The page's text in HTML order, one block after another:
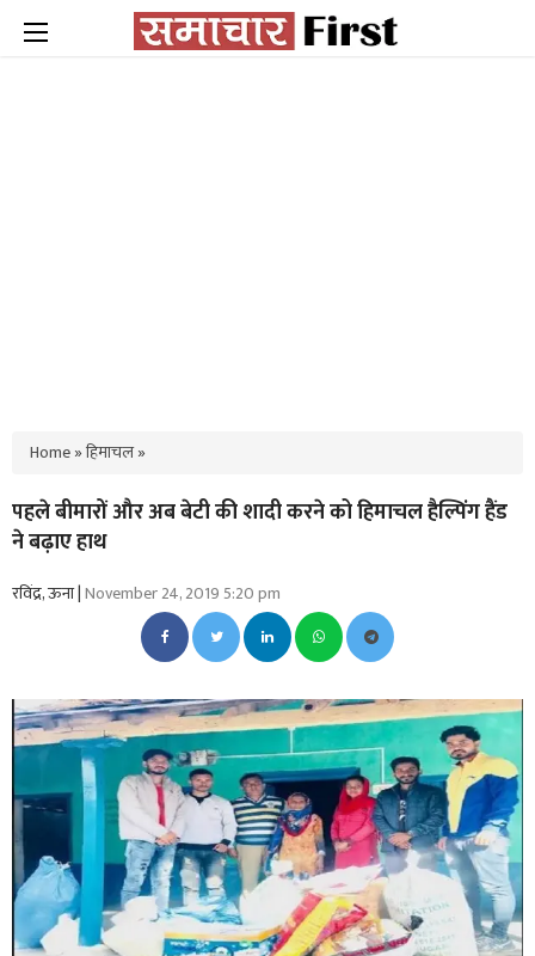
Home»हिमाचल»
पहले बीमारों और अब बेटी की शादी करने को हिमाचल हैल्पिंग हैंड
ने बढ़ाए हाथ
रविंद्र, ऊना |November 24, 2019 5:20 pm